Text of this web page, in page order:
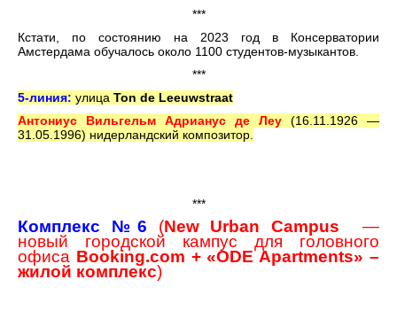
***
Кстати, по состоянию на 2023 год в Консерватории
Амстердама обучалось около 1100 студентов-музыкантов.
***
5-линия: улица Ton de Leeuwstraat
Антониус Вильгельм Адрианус де Леу (16.11.1926 —
31.05.1996) нидерландский композитор.
***
Комплекс №6 (New Urban Campus —
новый городской кампус для головного
офиса Booking.com + «ODE Apartments» –
жилой комплекс)